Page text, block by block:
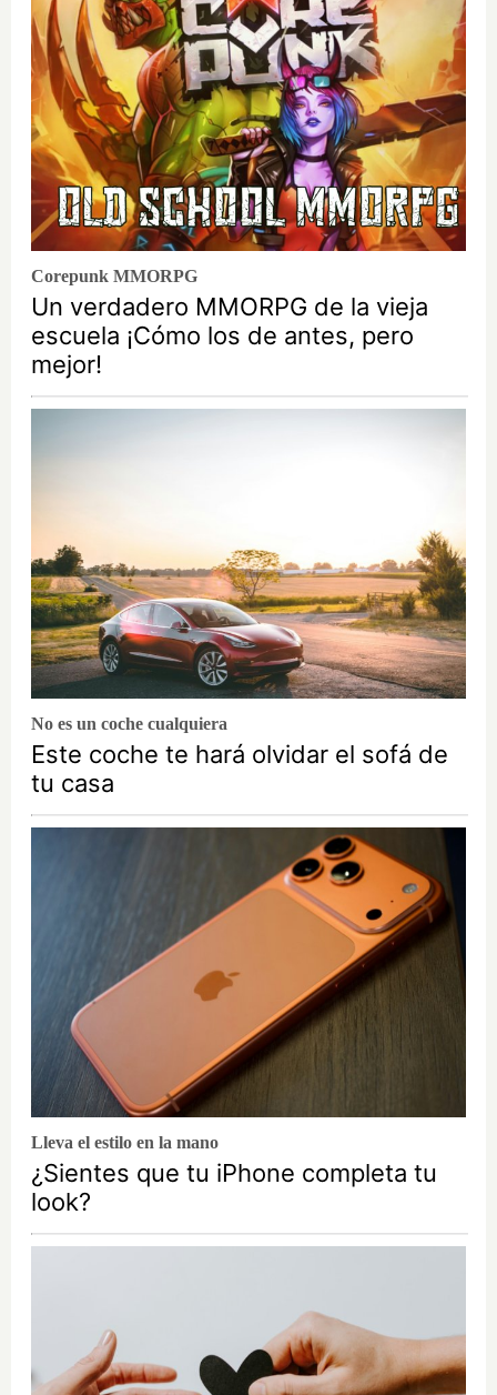
Corepunk MMORPG
Un verdadero MMORPG de la vieja
escuela ¡Cómo los de antes, pero
mejor!
No es un coche cualquiera
Este coche te hará olvidar el sofá de
tu casa
Lleva el estilo en la mano
¿Sientes que tu iPhone completa tu
look?